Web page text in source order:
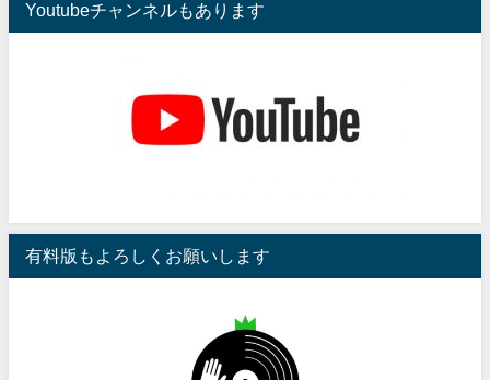
Youtubeチャンネルもあります
有料版もよろしくお願いします